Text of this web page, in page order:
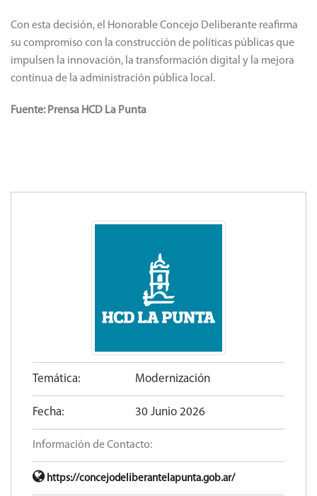
Con esta decisión, el Honorable Concejo Deliberante reafirma
su compromiso con la construcción de políticas públicas que
impulsen la innovación, la transformación digital y la mejora
continua de la administración pública local.
Fuente: Prensa HCD La Punta
Temática: Modernización
Fecha: 30 Junio 2026
Información de Contacto:
https://concejodeliberantelapunta.gob.ar/